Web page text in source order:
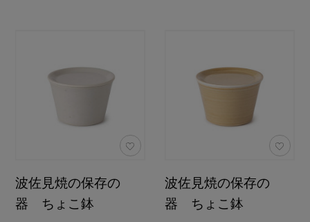
波佐見焼の保存の
器 ちょこ鉢
波佐見焼の保存の
器 ちょこ鉢